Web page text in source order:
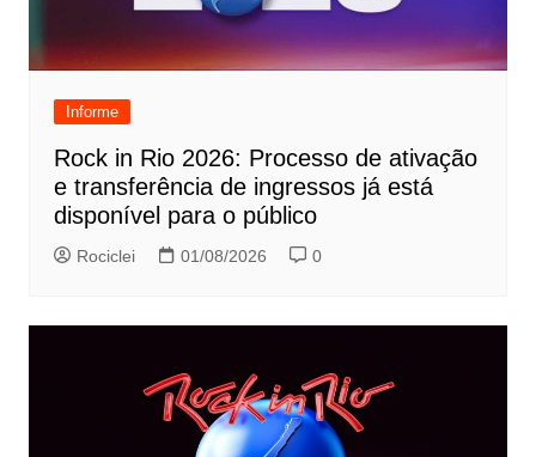
Informe
Rock in Rio 2026: Processo de ativação
e transferência de ingressos já está
disponível para o público
Rociclei 01/08/2026 0